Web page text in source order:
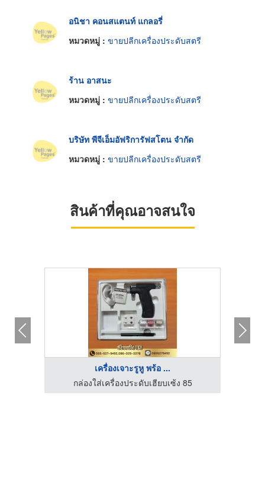
อนิชา คอนสแตนท์ แกลอรี่
หมวดหมู่ : ขายปลีกเครื่องประดับสตรี
ร้าน อาสนะ
หมวดหมู่ : ขายปลีกเครื่องประดับสตรี
บริษัท พีจีเอ็มอัฟริการัฟสโตน จำกัด
หมวดหมู่ : ขายปลีกเครื่องประดับสตรี
สินค้าที่คุณอาจสนใจ
เครื่องเจาะรูหู พร้อ ...
กล่องใส่เครื่องประดับเฮียบเซ้ง 85